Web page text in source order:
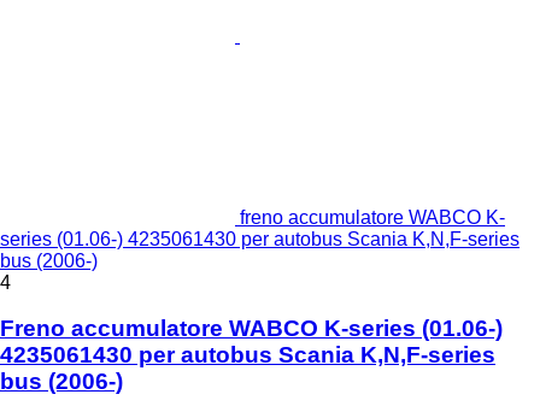
freno accumulatore WABCO K-
series (01.06-) 4235061430 per autobus Scania K,N,F-series
bus (2006-)
4
Freno accumulatore WABCO K-series (01.06-)
4235061430 per autobus Scania K,N,F-series
bus (2006-)